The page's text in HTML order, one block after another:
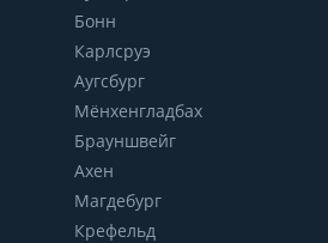
Бонн
Карлсруэ
Аугсбург
Мёнхенгладбах
Брауншвейг
Ахен
Магдебург
Крефельд